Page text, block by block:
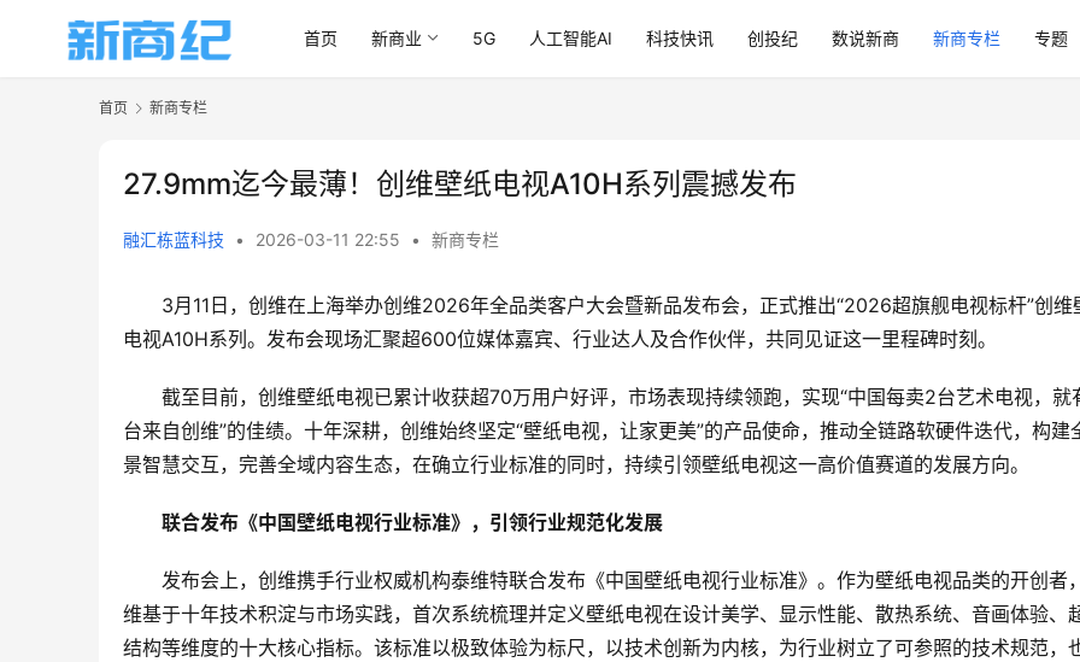
首页 新商业 5G 人工智能AI 科技快讯 创投纪 数说新商 新商专栏 专题
首页 新商专栏
27.9mm迄今最薄！创维壁纸电视A10H系列震撼发布
融汇栋蓝科技 • 2026-03-11 22:55 • 新商专栏
3月11日，创维在上海举办创维2026年全品类客户大会暨新品发布会，正式推出“2026超旗舰电视标杆”创维
电视A10H系列。发布会现场汇聚超600位媒体嘉宾、行业达人及合作伙伴，共同见证这一里程碑时刻。
截至目前，创维壁纸电视已累计收获超70万用户好评，市场表现持续领跑，实现“中国每卖2台艺术电视，就
台来自创维”的佳绩。十年深耕，创维始终坚定“壁纸电视，让家更美”的产品使命，推动全链路软硬件迭代，构建
景智慧交互，完善全域内容生态，在确立行业标准的同时，持续引领壁纸电视这一高价值赛道的发展方向。
联合发布《中国壁纸电视行业标准》，引领行业规范化发展
发布会上，创维携手行业权威机构泰维特联合发布《中国壁纸电视行业标准》。作为壁纸电视品类的开创者
维基于十年技术积淀与市场实践，首次系统梳理并定义壁纸电视在设计美学、显示性能、散热系统、音画体验、
结构等维度的十大核心指标。该标准以极致体验为标尺，以技术创新为内核，为行业树立了可参照的技术规范，